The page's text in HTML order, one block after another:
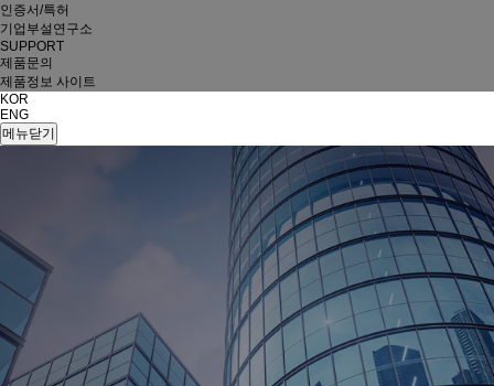
인증서/특허
기업부설연구소
SUPPORT
제품문의
제품정보 사이트
KOR
ENG
메뉴닫기